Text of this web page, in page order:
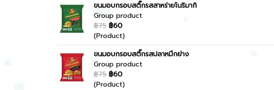
ขนมอบกรอบสติ๊กรสสาหร่ายโนริมากิ
Group product
฿75 ฿60
(Product)
ขนมอบกรอบสติ๊กรสปลาหมึกย่าง
Group product
฿75 ฿60
(Product)